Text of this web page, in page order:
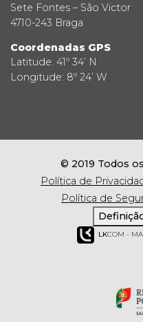
Sete Fontes – São Victor
4710-243 Braga
Coordenadas GPS
Latitude: 41º 34’ N
Longitude: 8º 24’ W
© 2019 Todos
Política de
Política de
LKCOM -